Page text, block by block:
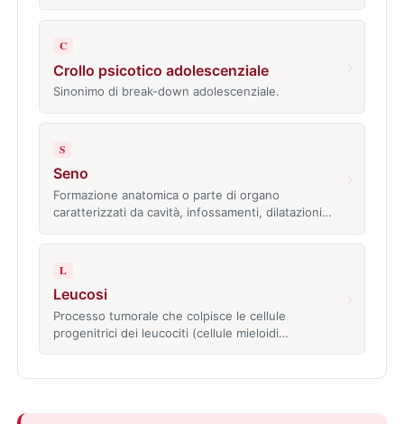
C
Crollo psicotico adolescenziale
Sinonimo di break-down adolescenziale.
S
Seno
Formazione anatomica o parte di organo
caratterizzati da cavità, infossamenti, dilatazioni…
L
Leucosi
Processo tumorale che colpisce le cellule
progenitrici dei leucociti (cellule mieloidi…